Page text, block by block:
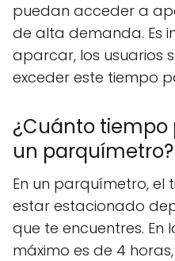
puedan acceder a
de alta demanda. Es
aparcar, los usuarios
exceder este tiempo
¿Cuánto tiempo
un parquímetro?
En un parquímetro, el
estar estacionado
que te encuentres. En
máximo es de 4